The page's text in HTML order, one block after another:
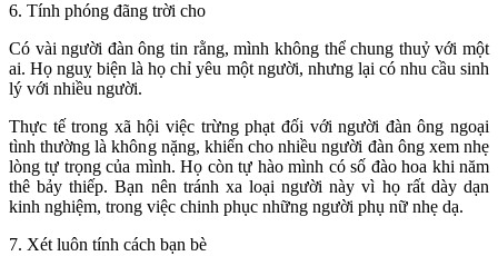
6. Tính phóng đãng trời cho
Có vài người đàn ông tin rằng, mình không thể chung thuỷ với một
ai. Họ nguỵ biện là họ chỉ yêu một người, nhưng lại có nhu cầu sinh
lý với nhiều người.
Thực tế trong xã hội việc trừng phạt đối với người đàn ông ngoại
tình thường là không nặng, khiến cho nhiều người đàn ông xem nhẹ
lòng tự trọng của mình. Họ còn tự hào mình có số đào hoa khi năm
thê bảy thiếp. Bạn nên tránh xa loại người này vì họ rất dày dạn
kinh nghiệm, trong việc chinh phục những người phụ nữ nhẹ dạ.
7. Xét luôn tính cách bạn bè